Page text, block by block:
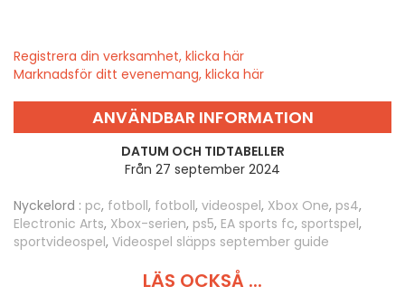
Registrera din verksamhet, klicka här
Marknadsför ditt evenemang, klicka här
ANVÄNDBAR INFORMATION
DATUM OCH TIDTABELLER
Från 27 september 2024
Nyckelord : pc, fotboll, fotboll, videospel, Xbox One, ps4,
Electronic Arts, Xbox-serien, ps5, EA sports fc, sportspel,
sportvideospel, Videospel släpps september guide
LÄS OCKSÅ ...